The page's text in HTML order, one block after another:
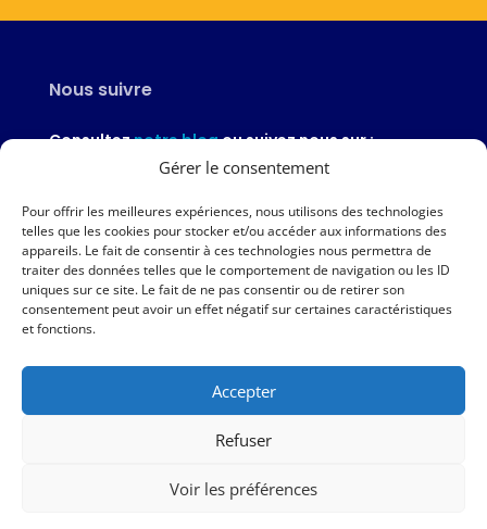
Gérer le consentement
Pour offrir les meilleures expériences, nous utilisons des technologies
telles que les cookies pour stocker et/ou accéder aux informations des
appareils. Le fait de consentir à ces technologies nous permettra de
traiter des données telles que le comportement de navigation ou les ID
uniques sur ce site. Le fait de ne pas consentir ou de retirer son
consentement peut avoir un effet négatif sur certaines caractéristiques
et fonctions.
Accepter
Refuser
Voir les préférences
Nous suivre
Consulteznotre blogou suivez nous sur :
Nous contacter
02 97 46 51 97
Nous écrire
AMPER – 6 avenue du Général Borgnis-Desbordes – VANNES
Politique de protection des données